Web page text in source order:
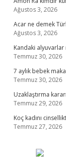
Ağustos 3, 2026
Acar ne demek
Ağustos 3, 2026
Kandaki alyuvarlar
Temmuz 30, 2026
7 aylık bebek
Temmuz 30, 2026
Uzaklaştırma
Temmuz 29, 2026
Koç kadını
Temmuz 27, 2026